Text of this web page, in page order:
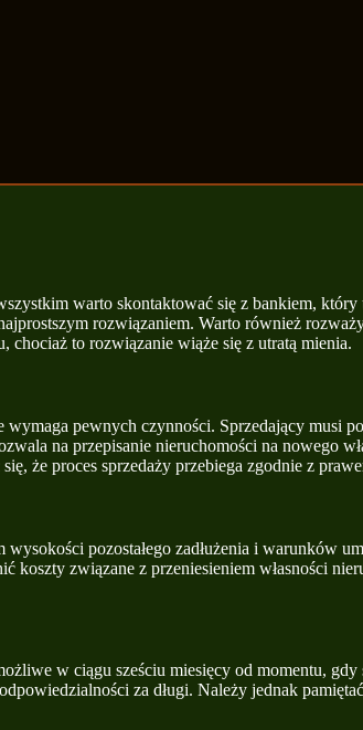
warto skontaktować się z bankiem,
rozwiązaniem. Warto również
chociaż to rozwiązanie wiąże się z utratą mienia.
pewnych czynności. Sprzedający
na przepisanie nieruchomości na
że proces sprzedaży przebiega zgodnie z
pozostałego zadłużenia i warunków
związane z przeniesieniem własności
w ciągu sześciu miesięcy od momentu,
za długi. Należy jednak